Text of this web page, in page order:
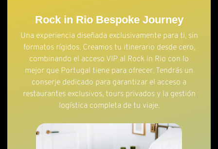
Rock in Rio Bespoke Journey
Una experiencia diseñada exclusivamente para ti, sin
formatos rígidos. Creamos tu itinerario desde cero,
combinando el acceso VIP al Rock in Rio con lo
mejor que Portugal tiene para ofrecer. Tendrás un
conserje dedicado para garantizar el acceso a
restaurantes exclusivos, tours privados y la gestión
logística completa de tu viaje.